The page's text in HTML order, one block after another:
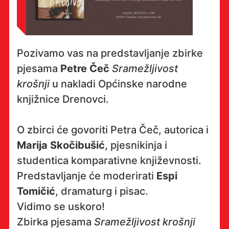
Pozivamo vas na predstavljanje zbirke
pjesama Petre Čeč Sramežljivost
krošnji u nakladi Općinske narodne
knjižnice Drenovci.
O zbirci će govoriti Petra Čeč, autorica i
Marija Skočibušić, pjesnikinja i
studentica komparativne književnosti.
Predstavljanje će moderirati Espi
Tomičić, dramaturg i pisac.
Vidimo se uskoro!
Zbirka pjesama Sramežljivost krošnji